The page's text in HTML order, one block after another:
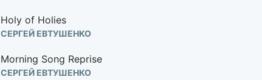
Holy of Holies
СЕРГЕЙ ЕВТУШЕНКО
Morning Song Reprise
СЕРГЕЙ ЕВТУШЕНКО